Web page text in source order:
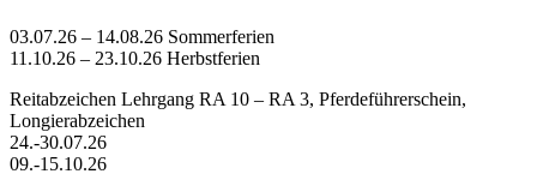
03.07.26 – 14.08.26 Sommerferien
11.10.26 – 23.10.26 Herbstferien
Reitabzeichen Lehrgang RA 10 – RA 3, Pferdeführerschein,
Longierabzeichen
24.-30.07.26
09.-15.10.26